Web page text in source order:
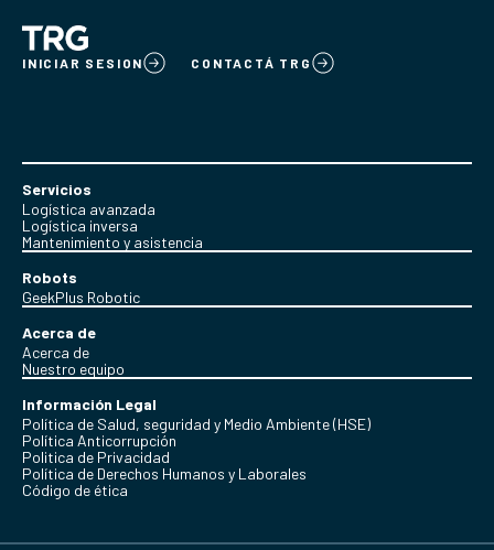
INICIAR SESION CONTACTÁ TRG
Servicios
Logística avanzada
Logística inversa
Mantenimiento y asistencia
Robots
GeekPlus Robotic
Acerca de
Acerca de
Nuestro equipo
Información Legal
Política de Salud, seguridad y Medio Ambiente (HSE)
Política Anticorrupción
Politica de Privacidad
Política de Derechos Humanos y Laborales
Código de ética